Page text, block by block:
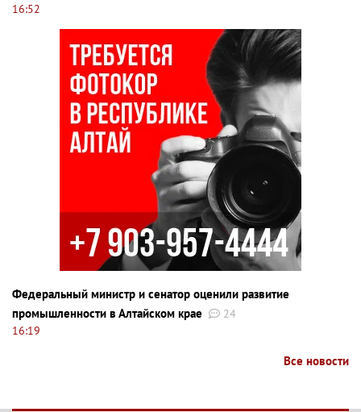
16:52
Федеральный министр и сенатор оценили развитие
промышленности в Алтайском крае
24
16:19
Все новости